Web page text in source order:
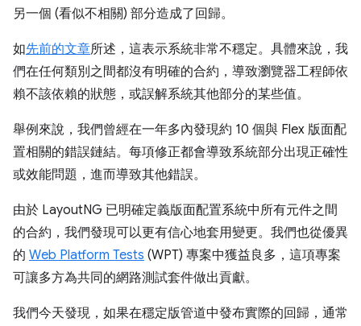
另一個 (看似不相關) 部分造成了回歸。
如先前的文章所述，這表示系統非常不穩定。具體來說，我
們在任何類別之間都沒有明確的合約，導致瀏覽器工程師依
賴不該依賴的狀態，或誤解系統其他部分的某些值。
舉例來說，我們曾經在一年多內發現約 10 個與 Flex 版面配
置相關的錯誤鏈結。每項修正都會導致系統部分出現正確性
或效能問題，進而導致其他錯誤。
由於 LayoutNG 已明確定義版面配置系統中所有元件之間
的合約，我們發現可以更有信心地套用變更。我們也從優異
的 Web Platform Tests (WPT) 專案中獲益良多，這項專案
可讓多方為共同的網路測試套件做出貢獻。
我們今天發現，如果在穩定版管道中發布實際的回歸，通常